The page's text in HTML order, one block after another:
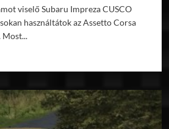
viselő Subaru Impreza CUSCO
használtátok az Assetto Corsa